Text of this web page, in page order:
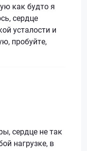
как будто я
сердце
усталости и
пробуйте,
сердце не так
нагрузке, в